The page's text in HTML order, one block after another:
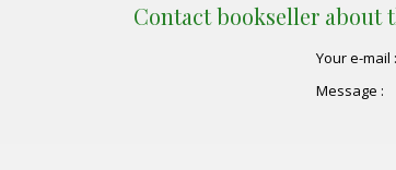
Contact bookseller about
Your e-mail :
Message :